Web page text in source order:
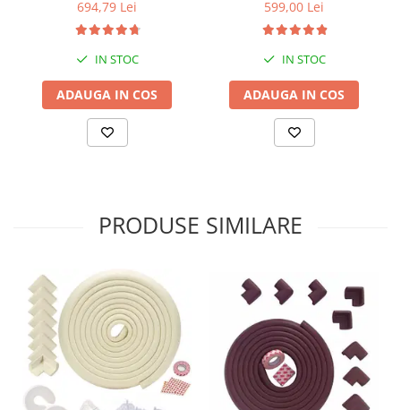
694,79 Lei
IN STOC
ADAUGA IN COS
599,00 Lei
IN STOC
ADAUGA IN COS
PRODUSE SIMILARE